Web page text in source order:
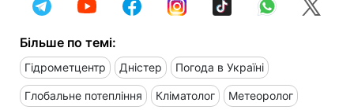
Більше по темі:
Гідрометцентр Дністер Погода в Україні
Глобальне потепління Кліматолог Метеоролог